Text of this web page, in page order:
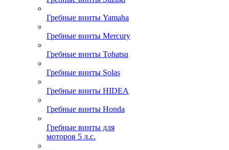
Гребные винты Yamaha
Гребные винты Mercury
Гребные винты Tohatsu
Гребные винты Solas
Гребные винты HIDEA
Гребные винты Honda
Гребные винты для
моторов 5 л.с.